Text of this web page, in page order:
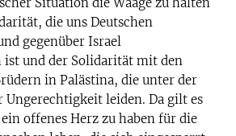
die uns Deutschen
gegenüber Israel
ist und der Solidarität mit den
in Palästina, die unter der
Ungerechtigkeit leiden. Da gilt es
offenes Herz zu haben für die